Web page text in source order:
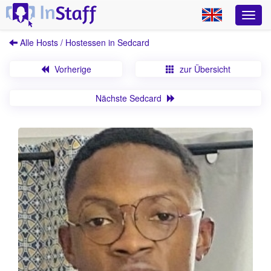
Alle Hosts / Hostessen in Sedcard
Vorherige zur Übersicht
Nächste Sedcard